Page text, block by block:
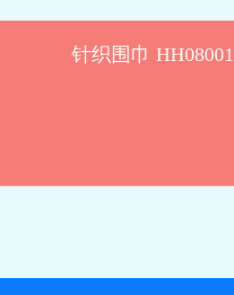
针织围巾 HH08001